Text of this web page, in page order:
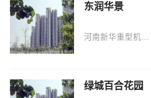
东润华景
河南新华重型机器有限公司
绿城百合花园